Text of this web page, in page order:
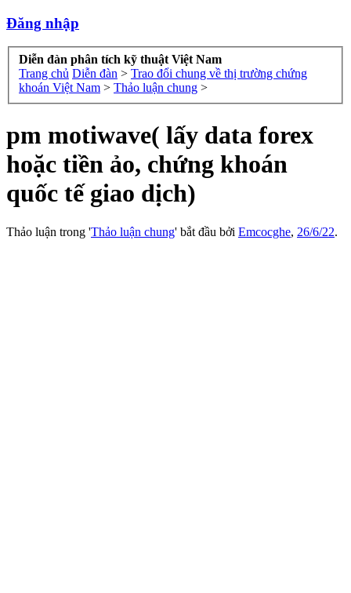
Đăng nhập
Diễn đàn phân tích kỹ thuật Việt Nam
Trang chủ Diễn đàn > Trao đổi chung về thị trường chứng
khoán Việt Nam > Thảo luận chung >
pm motiwave( lấy data forex
hoặc tiền ảo, chứng khoán
quốc tế giao dịch)
Thảo luận trong 'Thảo luận chung' bắt đầu bởi Emcocghe, 26/6/22.